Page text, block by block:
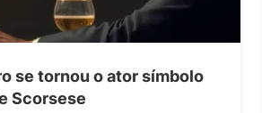
se tornou o ator símbolo
Scorsese